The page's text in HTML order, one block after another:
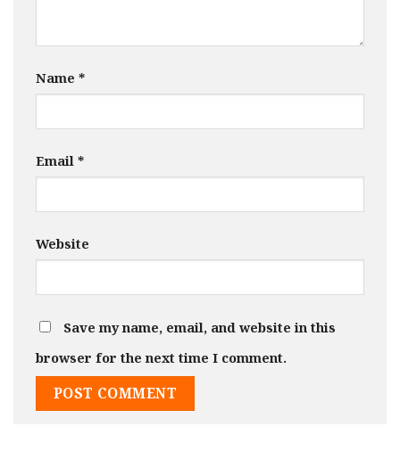
Name *
Email *
Website
Save my name, email, and website in this
browser for the next time I comment.